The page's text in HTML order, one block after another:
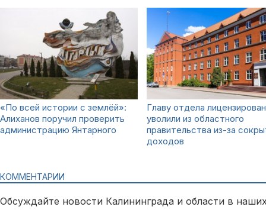
«По всей истории с землёй»:
Алиханов поручил проверить
администрацию Янтарного
Главу отдела
уволили из областного
правительства из-за
доходов
КОММЕНТАРИИ
Обсуждайте новости Калининграда и области в